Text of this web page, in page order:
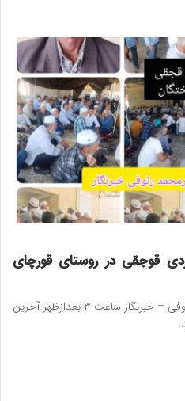
قوجقی در روستای قورچای
‍پایگاه خبری اولکامیز – عاشرمحمد رئوفی – خبرنگار ساعت ۳ بعدازظهر آخرین